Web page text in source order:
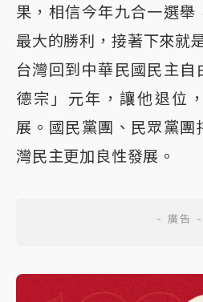
果，相信今年九合一選舉
最大的勝利，接著下來就
台灣回到中華民國民主
德宗」元年，讓他退位
展。國民黨團、民眾黨團
灣民主更加良性發展。